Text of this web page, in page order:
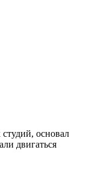
основал
двигаться